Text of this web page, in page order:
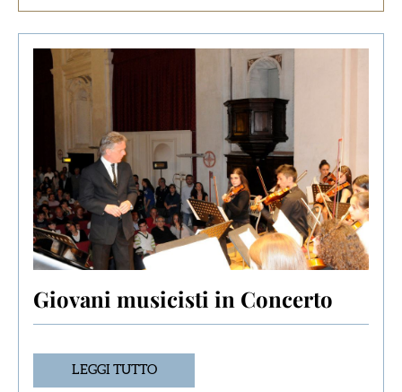
Giovani musicisti in Concerto
LEGGI TUTTO